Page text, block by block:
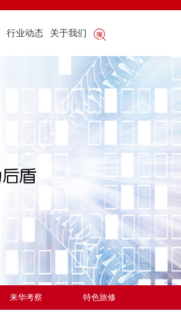
行业动态 关于我们
来华考察 特色旅修